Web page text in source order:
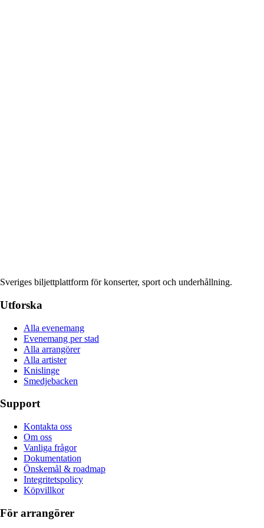
Sveriges biljettplattform för konserter, sport och underhållning.
Utforska
Alla evenemang
Evenemang per stad
Alla arrangörer
Alla artister
Knislinge
Smedjebacken
Support
Kontakta oss
Om oss
Vanliga frågor
Dokumentation
Önskemål & roadmap
Integritetspolicy
Köpvillkor
För arrangörer